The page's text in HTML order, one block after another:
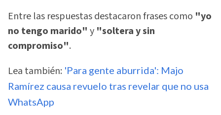
Entre las respuestas destacaron frases como "yo
no tengo marido" y "soltera y sin
compromiso".
Lea también: 'Para gente aburrida': Majo
Ramírez causa revuelo tras revelar que no usa
WhatsApp